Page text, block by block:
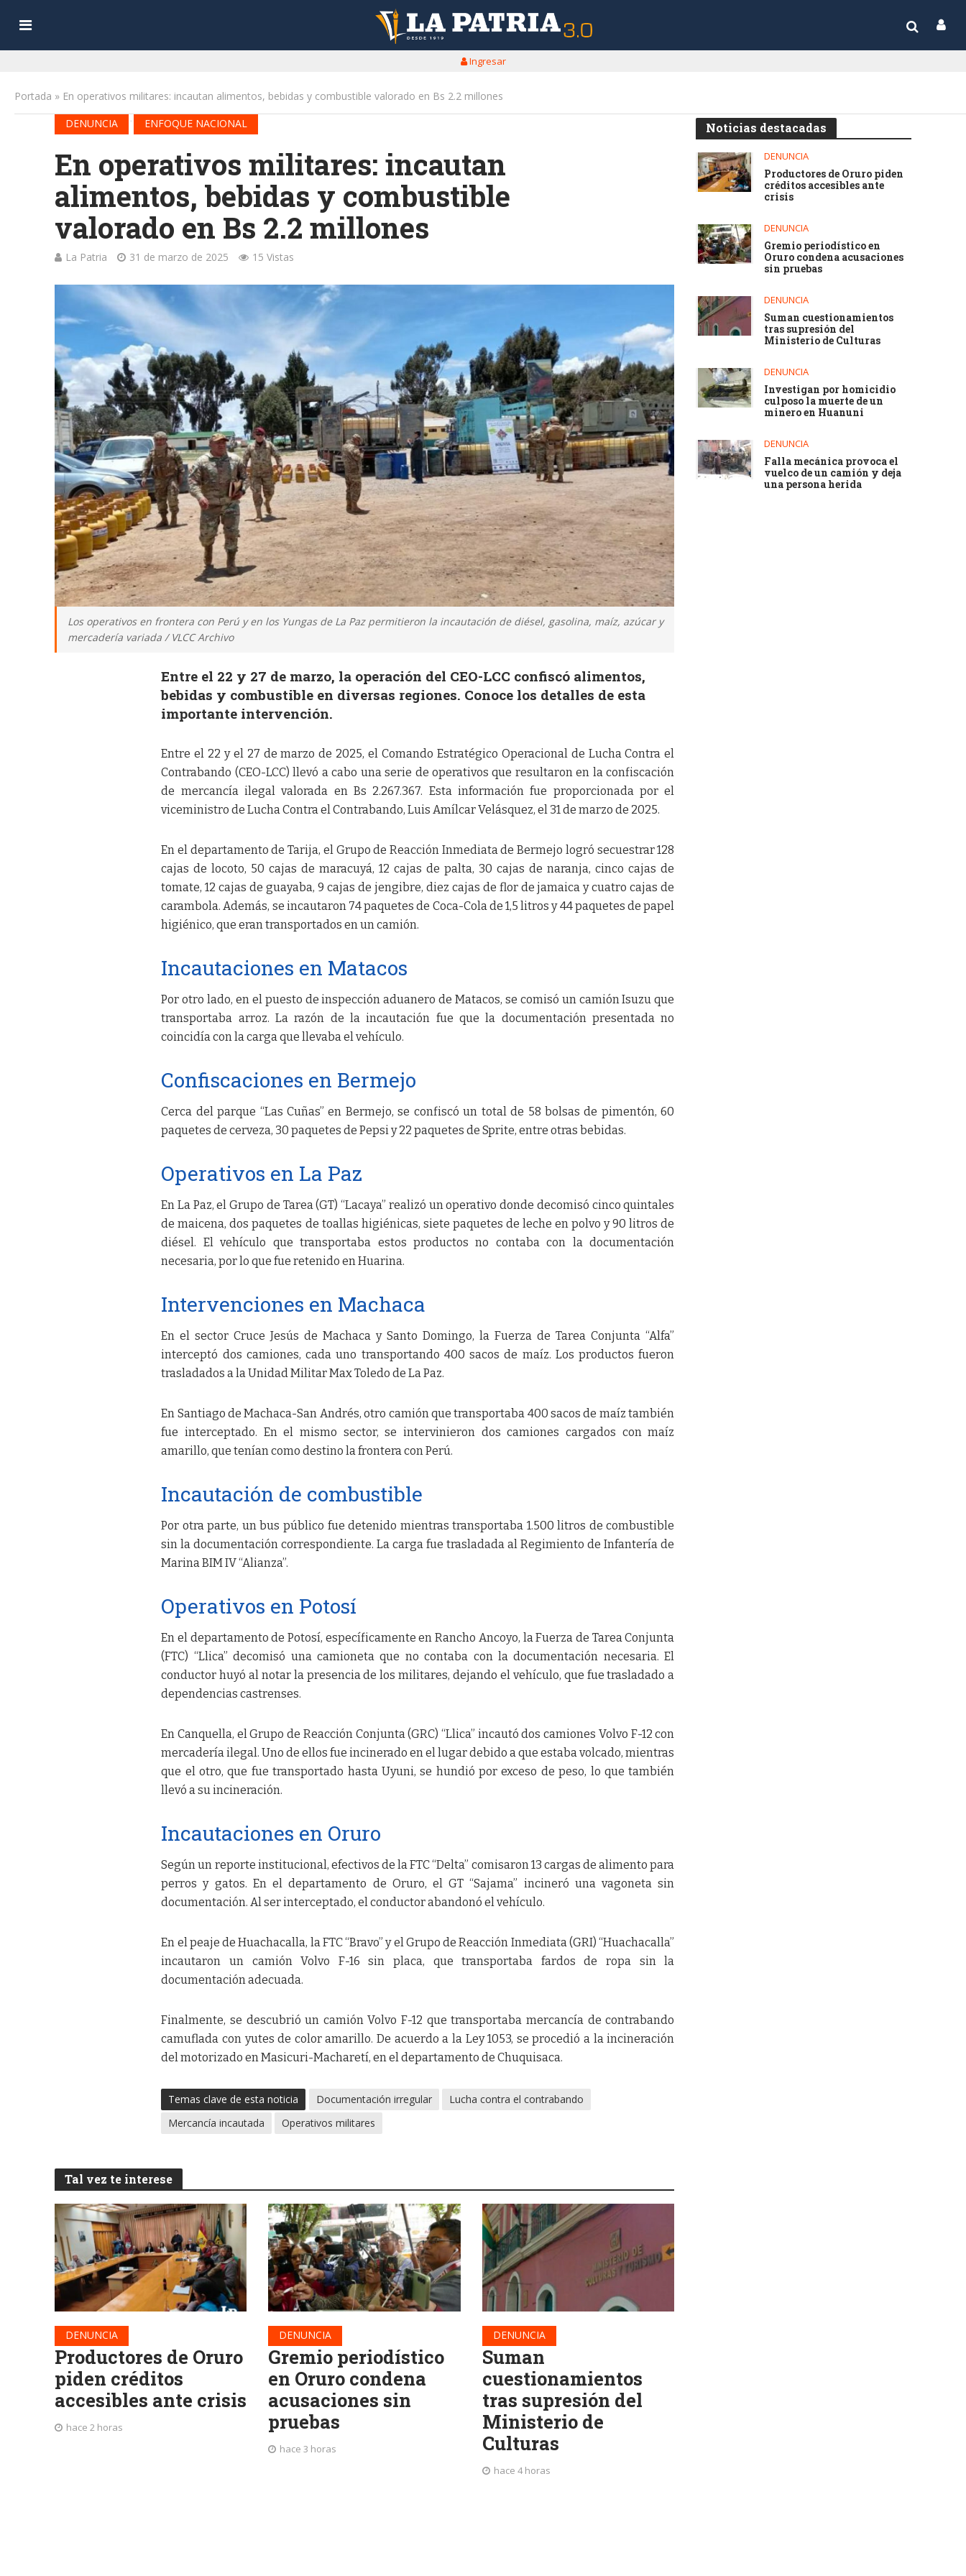
Ingresar
Portada » En operativos militares: incautan alimentos, bebidas y combustible valorado en Bs 2.2 millones
DENUNCIA
ENFOQUE NACIONAL
En operativos militares: incautan
alimentos, bebidas y combustible
valorado en Bs 2.2 millones
La Patria 31 de marzo de 2025 15 Vistas
Los operativos en frontera con Perú y en los Yungas de La Paz permitieron la incautación de diésel, gasolina, maíz, azúcar y
mercadería variada / VLCC Archivo
Entre el 22 y 27 de marzo, la operación del CEO-LCC confiscó alimentos,
bebidas y combustible en diversas regiones. Conoce los detalles de esta
importante intervención.
Entre el 22 y el 27 de marzo de 2025, el Comando Estratégico Operacional de Lucha Contra el
Contrabando (CEO-LCC) llevó a cabo una serie de operativos que resultaron en la confiscación
de mercancía ilegal valorada en Bs 2.267.367. Esta información fue proporcionada por el
viceministro de Lucha Contra el Contrabando, Luis Amílcar Velásquez, el 31 de marzo de 2025.
En el departamento de Tarija, el Grupo de Reacción Inmediata de Bermejo logró secuestrar 128
cajas de locoto, 50 cajas de maracuyá, 12 cajas de palta, 30 cajas de naranja, cinco cajas de
tomate, 12 cajas de guayaba, 9 cajas de jengibre, diez cajas de flor de jamaica y cuatro cajas de
carambola. Además, se incautaron 74 paquetes de Coca-Cola de 1,5 litros y 44 paquetes de papel
higiénico, que eran transportados en un camión.
Incautaciones en Matacos
Por otro lado, en el puesto de inspección aduanero de Matacos, se comisó un camión Isuzu que
transportaba arroz. La razón de la incautación fue que la documentación presentada no
coincidía con la carga que llevaba el vehículo.
Confiscaciones en Bermejo
Cerca del parque “Las Cuñas” en Bermejo, se confiscó un total de 58 bolsas de pimentón, 60
paquetes de cerveza, 30 paquetes de Pepsi y 22 paquetes de Sprite, entre otras bebidas.
Operativos en La Paz
En La Paz, el Grupo de Tarea (GT) “Lacaya” realizó un operativo donde decomisó cinco quintales
de maicena, dos paquetes de toallas higiénicas, siete paquetes de leche en polvo y 90 litros de
diésel. El vehículo que transportaba estos productos no contaba con la documentación
necesaria, por lo que fue retenido en Huarina.
Intervenciones en Machaca
En el sector Cruce Jesús de Machaca y Santo Domingo, la Fuerza de Tarea Conjunta “Alfa”
interceptó dos camiones, cada uno transportando 400 sacos de maíz. Los productos fueron
trasladados a la Unidad Militar Max Toledo de La Paz.
En Santiago de Machaca-San Andrés, otro camión que transportaba 400 sacos de maíz también
fue interceptado. En el mismo sector, se intervinieron dos camiones cargados con maíz
amarillo, que tenían como destino la frontera con Perú.
Incautación de combustible
Por otra parte, un bus público fue detenido mientras transportaba 1.500 litros de combustible
sin la documentación correspondiente. La carga fue trasladada al Regimiento de Infantería de
Marina BIM IV “Alianza”.
Operativos en Potosí
En el departamento de Potosí, específicamente en Rancho Ancoyo, la Fuerza de Tarea Conjunta
(FTC) “Llica” decomisó una camioneta que no contaba con la documentación necesaria. El
conductor huyó al notar la presencia de los militares, dejando el vehículo, que fue trasladado a
dependencias castrenses.
En Canquella, el Grupo de Reacción Conjunta (GRC) “Llica” incautó dos camiones Volvo F-12 con
mercadería ilegal. Uno de ellos fue incinerado en el lugar debido a que estaba volcado, mientras
que el otro, que fue transportado hasta Uyuni, se hundió por exceso de peso, lo que también
llevó a su incineración.
Incautaciones en Oruro
Según un reporte institucional, efectivos de la FTC “Delta” comisaron 13 cargas de alimento para
perros y gatos. En el departamento de Oruro, el GT “Sajama” incineró una vagoneta sin
documentación. Al ser interceptado, el conductor abandonó el vehículo.
En el peaje de Huachacalla, la FTC “Bravo” y el Grupo de Reacción Inmediata (GRI) “Huachacalla”
incautaron un camión Volvo F-16 sin placa, que transportaba fardos de ropa sin la
documentación adecuada.
Finalmente, se descubrió un camión Volvo F-12 que transportaba mercancía de contrabando
camuflada con yutes de color amarillo. De acuerdo a la Ley 1053, se procedió a la incineración
del motorizado en Masicuri-Macharetí, en el departamento de Chuquisaca.
Temas clave de esta noticia Documentación irregular
Lucha contra el contrabando
Mercancía incautada
Operativos militares
Tal vez te interese
DENUNCIA
Productores de Oruro
piden créditos
accesibles ante crisis
hace 2 horas
DENUNCIA
Gremio periodístico
en Oruro condena
acusaciones sin
pruebas
hace 3 horas
DENUNCIA
Suman
cuestionamientos
tras supresión del
Ministerio de
Culturas
hace 4 horas
Noticias destacadas
DENUNCIA
Productores de Oruro piden
créditos accesibles ante
crisis
DENUNCIA
Gremio periodístico en
Oruro condena acusaciones
sin pruebas
DENUNCIA
Suman cuestionamientos
tras supresión del
Ministerio de Culturas
DENUNCIA
Investigan por homicidio
culposo la muerte de un
minero en Huanuni
DENUNCIA
Falla mecánica provoca el
vuelco de un camión y deja
una persona herida